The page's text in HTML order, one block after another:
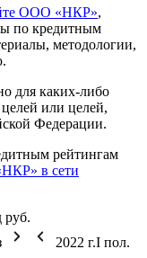
ООО «НКР»,
по кредитным
методологии,
для каких-либо
или целей,
Федерации.
рейтингам
в сети
руб.
2022 г.I пол.